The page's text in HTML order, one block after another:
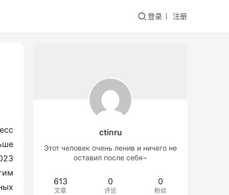
登录 注册
ctinru
Этот человек очень ленив и ничего не
оставил после себя~
613
文章
0
评论
0
粉丝